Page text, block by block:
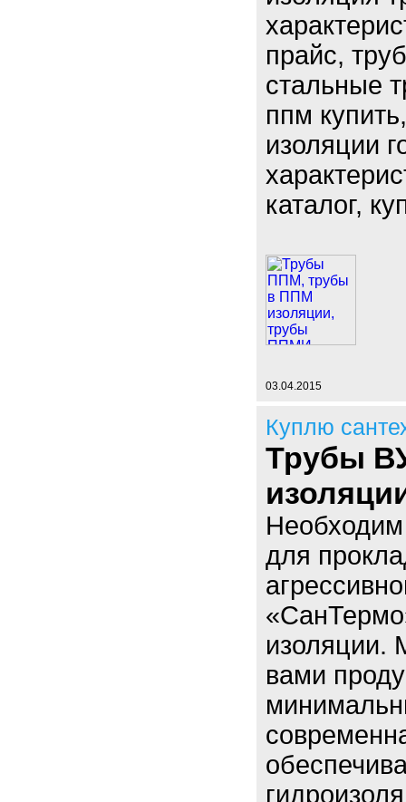
прайс,
стальные
ппм
изоляции
каталог,
03.04.2015
Куплю
Трубы
Необходим
для
изоляции.
вами